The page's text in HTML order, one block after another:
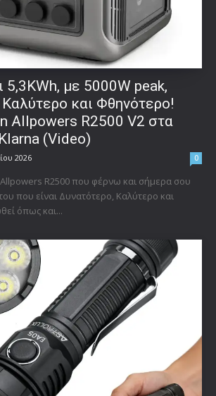
5,3KWh, με 5000W peak,
και Φθηνότερο!
Allpowers R2500 V2 στα
(Video)
2026 0
R2500 που φέρνω και σήμερα σου
που είναι Δυνατότερο, Καλύτερο και
όπως και...